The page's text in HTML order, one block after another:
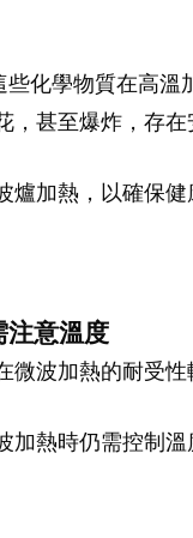
化學物質在高
甚至爆炸，存在
加熱，以確保健
注意溫度
波加熱的耐受
熱時仍需控制